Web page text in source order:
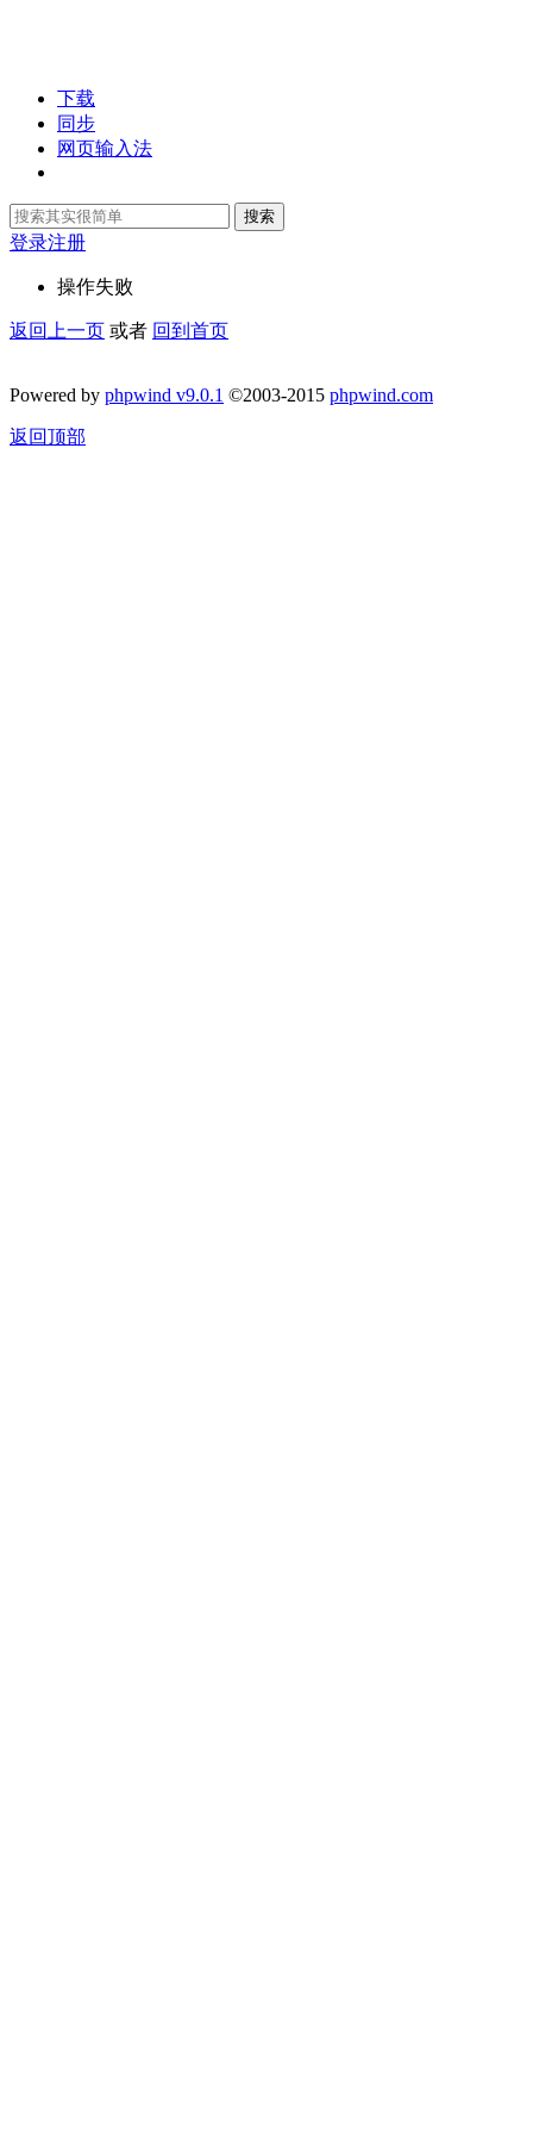
下载
同步
网页输入法
搜索
登录注册
操作失败
返回上一页 或者 回到首页
Powered by phpwind v9.0.1 ©2003-2015 phpwind.com
返回顶部